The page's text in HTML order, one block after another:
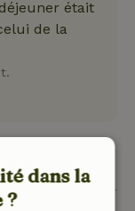
était
de la
dans la
?